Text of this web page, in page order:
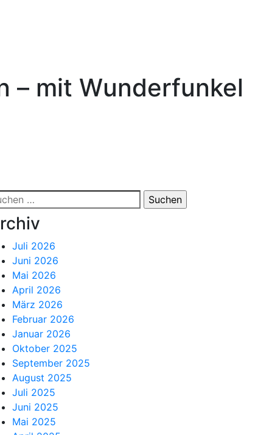
– mit Wunderfunkel
Juli 2026
Juni 2026
Mai 2026
April 2026
März 2026
Februar 2026
Januar 2026
Oktober 2025
September 2025
August 2025
Juli 2025
Juni 2025
Mai 2025